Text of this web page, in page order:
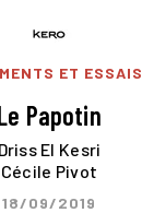
ET ESSAIS
Papotin
Driss El Kesri
Cécile Pivot
18/09/2019